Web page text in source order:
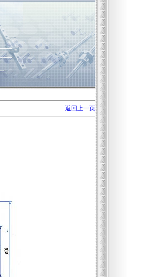
返回上一页